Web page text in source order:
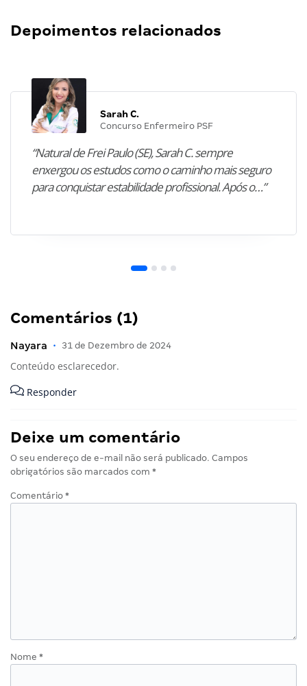
Depoimentos relacionados
Sarah C.
Concurso Enfermeiro PSF
“Natural de Frei Paulo (SE), Sarah C. sempre
enxergou os estudos como o caminho mais seguro
para conquistar estabilidade profissional. Após o…”
Comentários (1)
Nayara • 31 de Dezembro de 2024
Conteúdo esclarecedor.
Responder
Deixe um comentário
O seu endereço de e-mail não será publicado. Campos
obrigatórios são marcados com *
Comentário *
Nome *